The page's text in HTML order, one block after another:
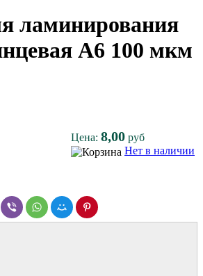
ламинирования
A6 100 мкм
Цена: 8,00 руб
Нет в наличии